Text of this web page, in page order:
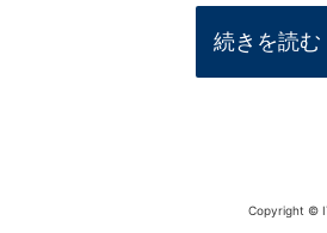
続きを読む
Copyright ©